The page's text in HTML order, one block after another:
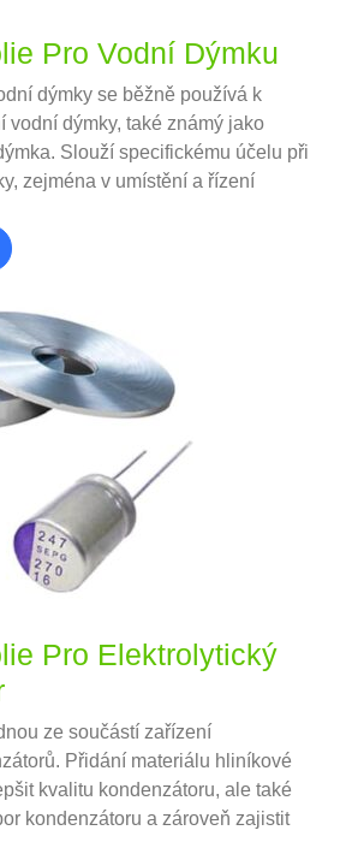
Pro Vodní Dýmku
dýmky se běžně používá k
vodní dýmky, také známý jako
Slouží specifickému účelu při
zejména v umístění a řízení
Pro Elektrolytický
ze součástí zařízení
Přidání materiálu hliníkové
kvalitu kondenzátoru, ale také
kondenzátoru a zároveň zajistit